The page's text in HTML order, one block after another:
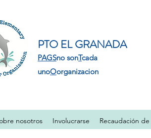
PTO EL GRANADA
PAGSno sonTcada
unoOorganizacion
nosotros Involucrarse Recaudación